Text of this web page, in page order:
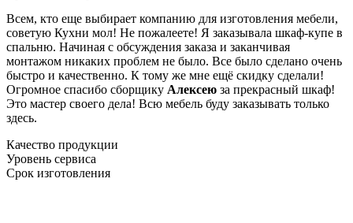
Всем, кто еще выбирает компанию для изготовления мебели,
советую Кухни мол! Не пожалеете! Я заказывала шкаф-купе в
спальню. Начиная с обсуждения заказа и заканчивая
монтажом никаких проблем не было. Все было сделано очень
быстро и качественно. К тому же мне ещё скидку сделали!
Огромное спасибо сборщику Алексею за прекрасный шкаф!
Это мастер своего дела! Всю мебель буду заказывать только
здесь.
Качество продукции
Уровень сервиса
Срок изготовления